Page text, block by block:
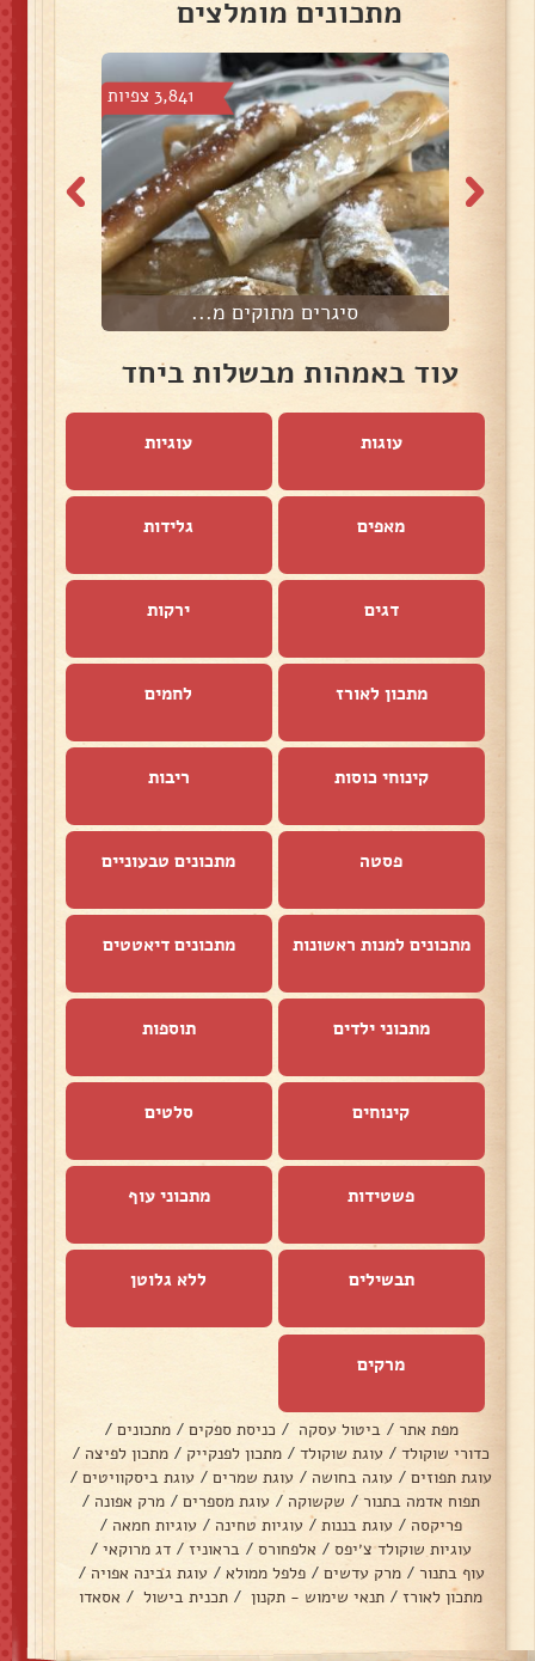
מתכונים מומלצים
3,841 צפיות
סיגרים מתוקים מ...
עוד באמהות מבשלות ביחד
עוגות עוגיות
מאפים גלידות
דגים ירקות
מתכון לאורז לחמים
קינוחי כוסות ריבות
פסטה מתכונים טבעוניים
מתכונים למנות ראשונות מתכונים דיאטטים
מתכוני ילדים תוספות
קינוחים סלטים
פשטידות מתכוני עוף
תבשילים ללא גלוטן
מרקים
מפת אתר / ביטול עסקה / כניסת ספקים / מתכונים /
כדורי שוקולד / עוגת שוקולד / מתכון לפנקייק / מתכון לפיצה /
עוגת תפוזים / עוגה בחושה / עוגת שמרים / עוגת ביסקוויטים /
תפוח אדמה בתנור/ שקשוקה / עוגת מספרים / מרק אפונה /
פריקסה / עוגת בננות / עוגיות טחינה / עוגיות חמאה /
עוגיות שוקולד צ׳יפס / אלפחורס / בראוניז / דג מרוקאי /
עוף בתנור / מרק עדשים / פלפל ממולא / עוגת גבינה אפויה /
מתכון לאורז / תנאי שימוש - תקנון / תכנית בישול / אסאדו